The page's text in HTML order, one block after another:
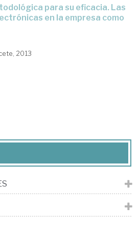
en la empresa como
2013